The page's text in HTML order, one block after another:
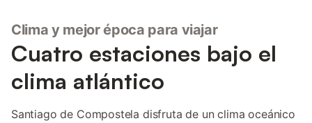
Clima y mejor época para viajar
Cuatro estaciones bajo el
clima atlántico
Santiago de Compostela disfruta de un clima oceánico